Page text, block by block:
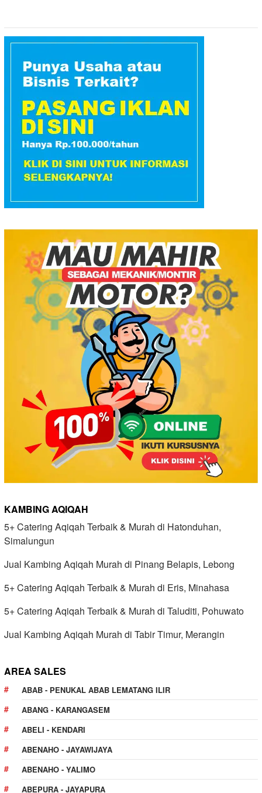
KAMBING AQIQAH
5+ Catering Aqiqah Terbaik & Murah di Hatonduhan,
Simalungun
Jual Kambing Aqiqah Murah di Pinang Belapis, Lebong
5+ Catering Aqiqah Terbaik & Murah di Eris, Minahasa
5+ Catering Aqiqah Terbaik & Murah di Taluditi, Pohuwato
Jual Kambing Aqiqah Murah di Tabir Timur, Merangin
AREA SALES
ABAB - PENUKAL ABAB LEMATANG ILIR
ABANG - KARANGASEM
ABELI - KENDARI
ABENAHO - JAYAWIJAYA
ABENAHO - YALIMO
ABEPURA - JAYAPURA